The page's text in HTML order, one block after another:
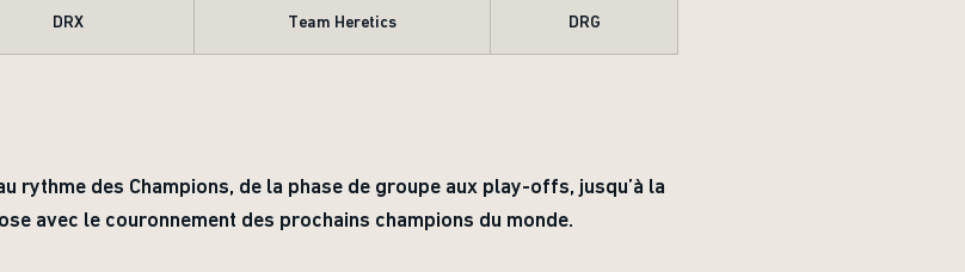
DRX Team Heretics DRG
rythme des Champions, de la phase de groupe aux play-offs, jusqu’à la
avec le couronnement des prochains champions du monde.